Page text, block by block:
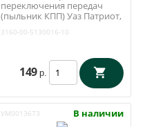
переключения передач
(пыльник КПП) Уаз Патриот,
5130016-10
3160-00-5130016-10
149 р.
УМ0013673 В наличии